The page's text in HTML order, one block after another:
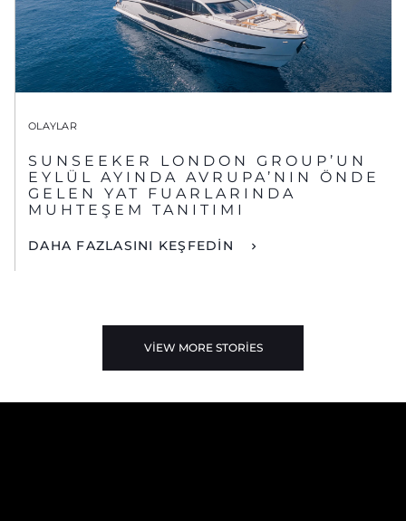
OLAYLAR
SUNSEEKER LONDON GROUP’UN
EYLÜL AYINDA AVRUPA’NIN ÖNDE
GELEN YAT FUARLARINDA
MUHTEŞEM TANITIMI
DAHA FAZLASINI KEŞFEDİN
VIEW MORE STORIES